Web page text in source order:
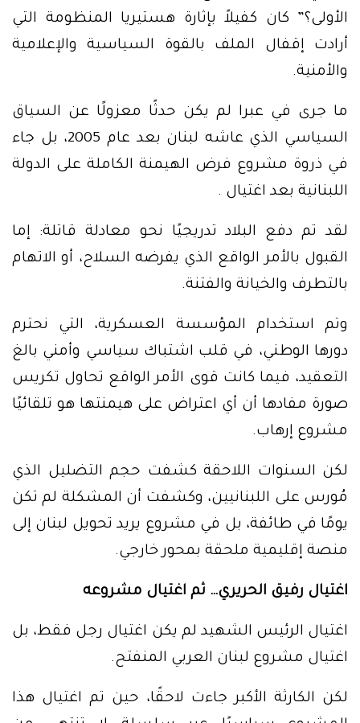
الأولى؟” كان كفيلاً بإثارة هستيريا المنظومة التي
أرادت إقفال الملف بالقوة السياسية والإعلامية
والأمنية.
ما جرى في عبرا لم يكن حدثًا معزولًا عن السياق
السياسي الذي عاشه لبنان بعد عام 2005، بل جاء
في ذروة مشروع فرض الهيمنة الكاملة على الدولة
اللبنانية بعد اغتيال .
لقد تم دفع البلاد تدريجيًا نحو معادلة قاتلة: إما
القبول بالأمر الواقع الذي يفرضه السلاح، أو الاتهام
بالتطرف والخيانة والفتنة.
وتم استخدام المؤسسة العسكرية، التي نحترم
دورها الوطني، في قلب اشتباك سياسي وأمني بالغ
التعقيد، فيما كانت قوى الأمر الواقع تحاول تكريس
صورة مفادها أن أي اعتراض على هيمنتها هو تلقائيًا
مشروع إرهاب.
لكن السنوات اللاحقة كشفت حجم التضليل الذي
مُورس على اللبنانيين، وكشفت أن المشكلة لم تكن
يومًا في طائفة، بل في مشروع يريد تحويل لبنان إلى
منصة إقليمية ملحقة بمحور خارجي.
اغتيال رفيق الحريري… ثم اغتيال مشروعه
اغتيال الرئيس الشهيد لم يكن اغتيال رجل فقط، بل
اغتيال مشروع لبنان العربي المنفتح.
لكن الكارثة الأكبر جاءت لاحقًا، حين تم اغتيال هذا